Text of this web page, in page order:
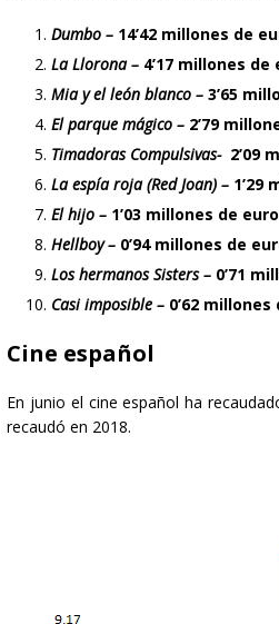
Dumbo – 14’42 millones de
La Llorona – 4’17 millones de
Mia y el león blanco – 3’65
El parque mágico – 2’79
Timadoras Compulsivas- 2’09
La espía roja (Red Joan) – 1’29
El hijo – 1’03 millones de
Hellboy – 0’94 millones de
Los hermanos Sisters – 0’71
Casi imposible – 0’62
Cine español
En junio el cine español ha
recaudó en 2018.